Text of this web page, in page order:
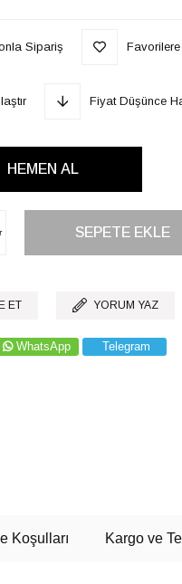
Sipariş
Fiyat Düşünce
ET YORUM YAZ
WhatsApp Telegram
Koşulları Kargo ve